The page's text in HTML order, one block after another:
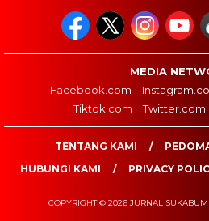
MEDIA
Facebook.com
Tiktok.com
Twitter.com
TENTANG KAMI
HUBUNGI KAMI
PRIVACY
COPYRIGHT © 2026 JURNAL